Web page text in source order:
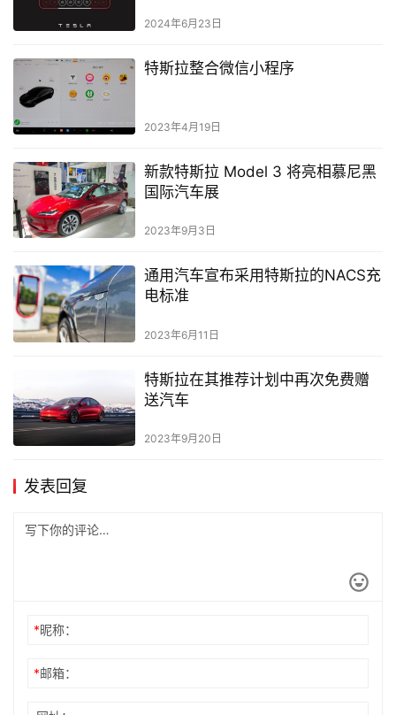
2024年6月23日
特斯拉整合微信小程序
2023年4月19日
新款特斯拉 Model 3 将亮相慕尼黑
国际汽车展
2023年9月3日
通用汽车宣布采用特斯拉的NACS充
电标准
2023年6月11日
特斯拉在其推荐计划中再次免费赠
送汽车
2023年9月20日
发表回复
*昵称：
*邮箱：
网址：